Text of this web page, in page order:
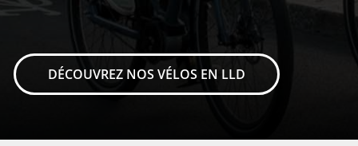
DÉCOUVREZ NOS VÉLOS EN LLD